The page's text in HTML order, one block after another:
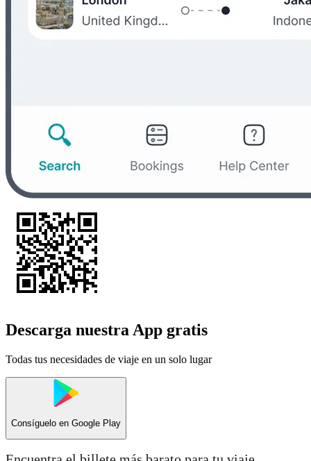
Descarga nuestra App gratis
Todas tus necesidades de viaje en un solo lugar
Consíguelo en Google Play